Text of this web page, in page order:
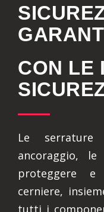
CON LE
Le
ancoraggio,
proteggere
cerniere,